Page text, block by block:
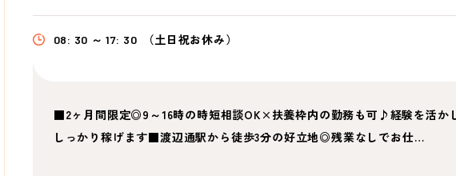
08: 30 ～ 17: 30 （土日祝お休み）
■2ヶ月間限定◎9～16時の時短相談OK×扶養枠内の勤務も可♪経験を活か
しっかり稼げます■渡辺通駅から徒歩3分の好立地◎残業なしでお仕…